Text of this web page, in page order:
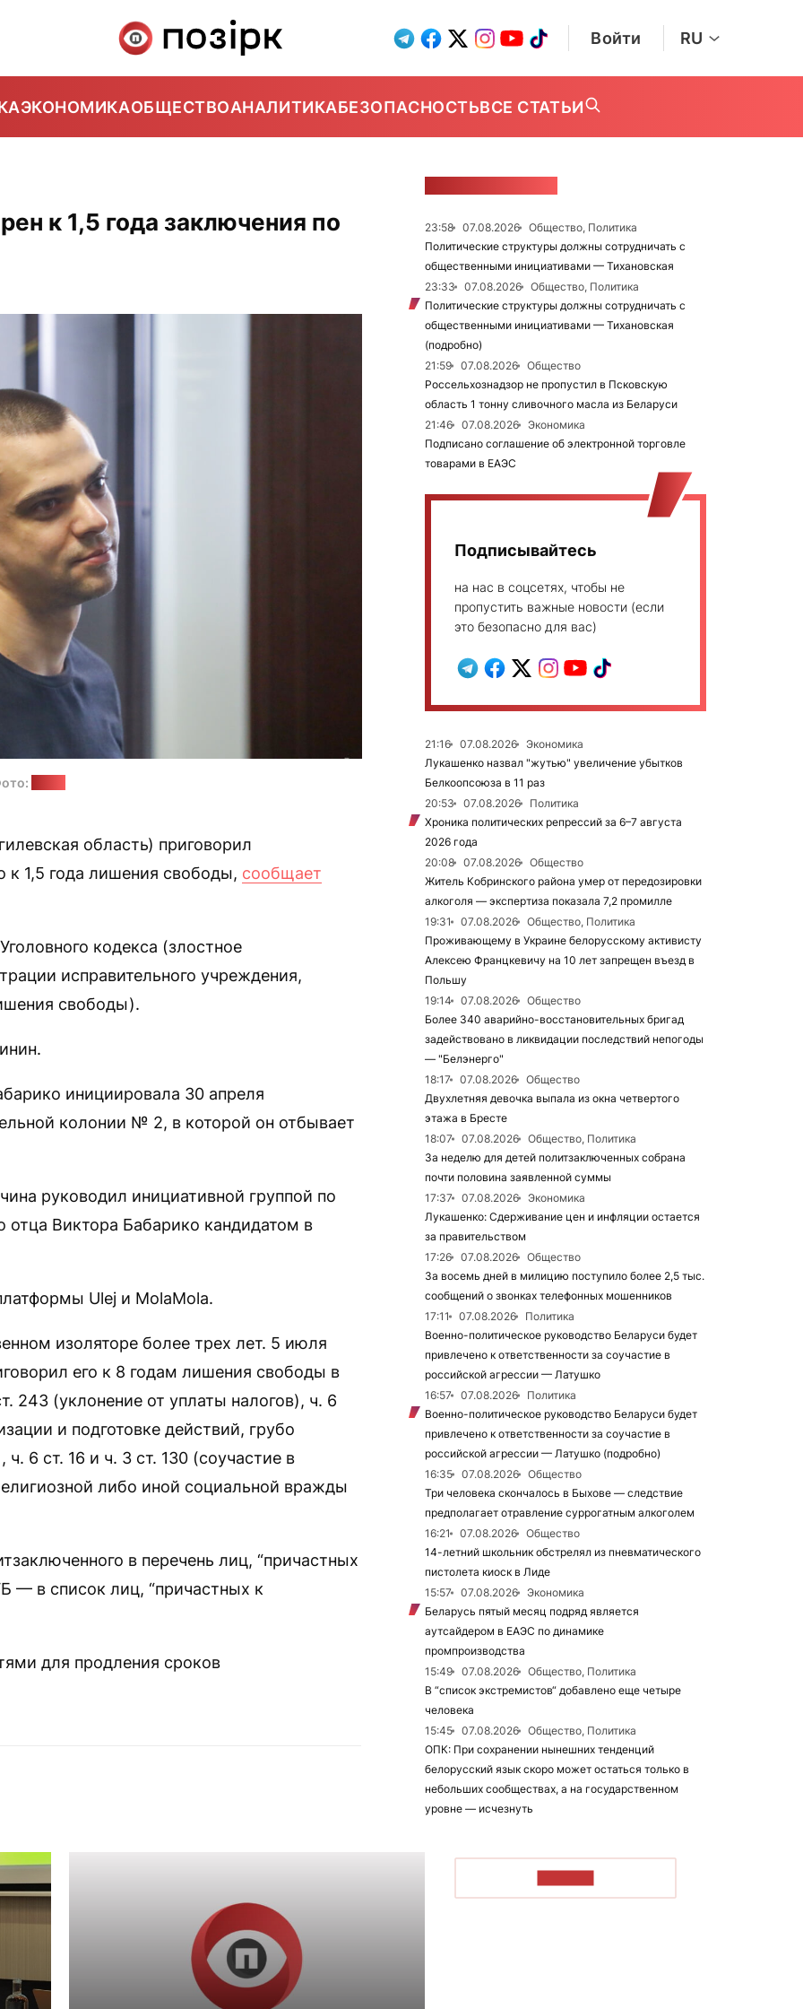
Войти RU
ЭКОНОМИКАОБЩЕСТВОАНАЛИТИКАБЕЗОПАСНОСТЬВСЕ СТАТЬИ
к 1,5 года заключения по
область) приговорил
к 1,5 года лишения свободы, сообщает
кодекса (злостное
исправительного учреждения,
свободы).
инициировала 30 апреля
колонии № 2, в которой он отбывает
руководил инициативной группой по
отца Виктора Бабарико кандидатом в
Ulej и MolaMola.
изоляторе более трех лет. 5 июля
его к 8 годам лишения свободы в
243 (уклонение от уплаты налогов), ч. 6
и подготовке действий, грубо
6 ст. 16 и ч. 3 ст. 130 (соучастие в
либо иной социальной вражды
в перечень лиц, “причастных
— в список лиц, “причастных к
для продления сроков
23:58 07.08.2026
Общество, Политика
Политические структуры должны сотрудничать с
общественными инициативами — Тихановская
23:33
07.08.2026
Общество, Политика
Политические структуры должны сотрудничать с
общественными инициативами — Тихановская
(подробно)
21:59
07.08.2026
Общество
Россельхознадзор не пропустил в Псковскую
область 1 тонну сливочного масла из Беларуси
21:46
07.08.2026
Экономика
Подписано соглашение об электронной торговле
товарами в ЕАЭС
Подписывайтесь
на нас в соцсетях, чтобы не
пропустить важные новости (если
это безопасно для вас)
21:16 07.08.2026
Экономика
Лукашенко назвал "жутью" увеличение убытков
Белкоопсоюза в 11 раз
20:53
07.08.2026
Политика
Хроника политических репрессий за 6–7 августа
2026 года
20:08
07.08.2026
Общество
Житель Кобринского района умер от передозировки
алкоголя — экспертиза показала 7,2 промилле
19:31
07.08.2026
Общество, Политика
Проживающему в Украине белорусскому активисту
Алексею Францкевичу на 10 лет запрещен въезд в
Польшу
19:14
07.08.2026
Общество
Более 340 аварийно-восстановительных бригад
задействовано в ликвидации последствий непогоды
— "Белэнерго"
18:17
07.08.2026
Общество
Двухлетняя девочка выпала из окна четвертого
этажа в Бресте
18:07
07.08.2026
Общество, Политика
За неделю для детей политзаключенных собрана
почти половина заявленной суммы
17:37
07.08.2026
Экономика
Лукашенко: Сдерживание цен и инфляции остается
за правительством
17:26
07.08.2026
Общество
За восемь дней в милицию поступило более 2,5 тыс.
сообщений о звонках телефонных мошенников
17:11
07.08.2026
Политика
Военно-политическое руководство Беларуси будет
привлечено к ответственности за соучастие в
российской агрессии — Латушко
16:57
07.08.2026
Политика
Военно-политическое руководство Беларуси будет
привлечено к ответственности за соучастие в
российской агрессии — Латушко (подробно)
16:35
07.08.2026
Общество
Три человека скончалось в Быхове — следствие
предполагает отравление суррогатным алкоголем
16:21
07.08.2026
Общество
14-летний школьник обстрелял из пневматического
пистолета киоск в Лиде
15:57
07.08.2026
Экономика
Беларусь пятый месяц подряд является
аутсайдером в ЕАЭС по динамике
промпроизводства
15:49
07.08.2026
Общество, Политика
В “список экстремистов“ добавлено еще четыре
человека
15:45
07.08.2026
Общество, Политика
ОПК: При сохранении нынешних тенденций
белорусский язык скоро может остаться только в
небольших сообществах, а на государственном
уровне — исчезнуть